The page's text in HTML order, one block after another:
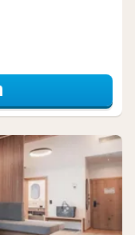
voor Suite